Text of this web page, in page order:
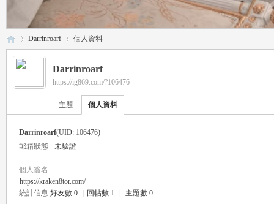
›
Darrinroarf 個人資料
Darrinroarf
https://ig869.com/?106476
主題 個人資料
Darrinroarf(UID: 106476)
郵箱狀態
未驗證
個人簽名
https://kraken8tor.com/
統計信息 好友數 0 回帖數 1 主題數 0